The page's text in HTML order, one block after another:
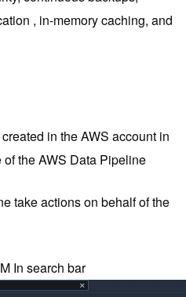
, in-memory caching, and
in the AWS account in
the AWS Data Pipeline
take actions on behalf of the
In search bar